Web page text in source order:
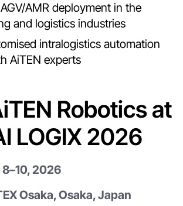
AMR deployment in the
and logistics industries
intralogistics automation
AiTEN experts
Robotics at
LOGIX 2026
2026
Osaka, Osaka, Japan